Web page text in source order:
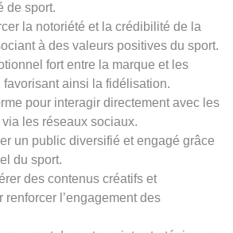
de sport.
la notoriété et la crédibilité de la
à des valeurs positives du sport.
fort entre la marque et les
favorisant ainsi la fidélisation.
pour interagir directement avec les
les réseaux sociaux.
un public diversifié et engagé grâce
du sport.
des contenus créatifs et
renforcer l’engagement des